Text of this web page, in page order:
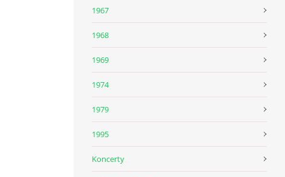
1967
1968
1969
1974
1979
1995
Koncerty